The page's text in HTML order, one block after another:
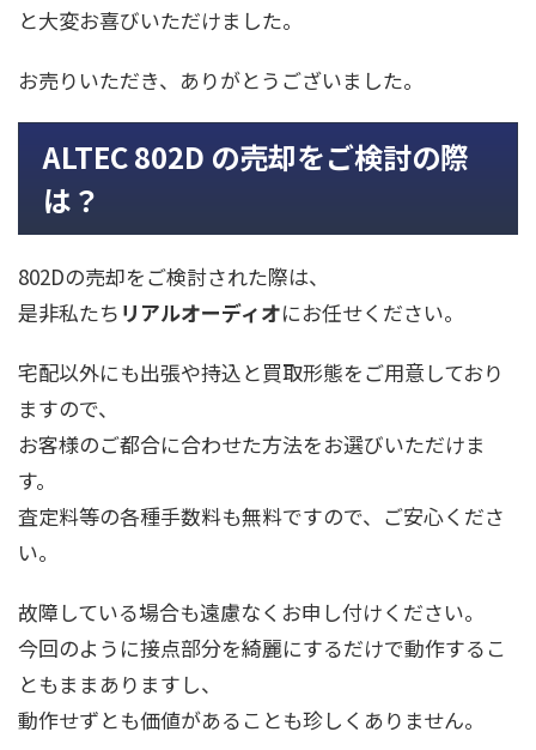
と大変お喜びいただけました。
お売りいただき、ありがとうございました。
ALTEC 802D の売却をご検討の際
は？
802Dの売却をご検討された際は、
是非私たち リアルオーディオにお任せください。
宅配以外にも出張や持込と買取形態をご用意しており
ますので、
お客様のご都合に合わせた方法をお選びいただけま
す。
査定料等の各種手数料も無料ですので、ご安心くださ
い。
故障している場合も遠慮なくお申し付けください。
今回のように接点部分を綺麗にするだけで動作するこ
ともままありますし、
動作せずとも価値があることも珍しくありません。